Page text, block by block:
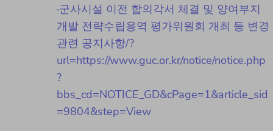
·군사시설 이전 합의각서 체결 및 양여부지
개발 전략수립용역 평가위원회 개최 등 변경
관련 공지사항/?
url=https://www.guc.or.kr/notice/notice.php
?
bbs_cd=NOTICE_GD&cPage=1&article_sid
=9804&step=View